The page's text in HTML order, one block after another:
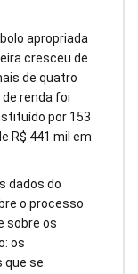
apropriada
cresceu de
de quatro
renda foi
por 153
R$ 441 mil em
dados do
o processo
sobre os
os
que se